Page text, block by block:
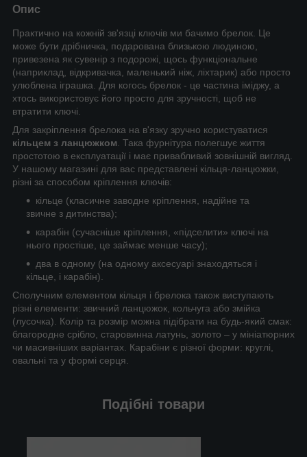
Опис
Практично на кожній зв'язці ключів ми бачимо брелок. Це
може бути дрібничка, подарована близькою людиною,
привезена як сувенір з подорожі, щось функціональне
(наприклад, відкривачка, маленький ніж, ліхтарик) або просто
улюблена іграшка. Для когось брелок - це частина іміджу, а
хтось використовує його просто для зручності, щоб не
втратити ключі.
Для закріплення брелока на в'язку зручно користуватися
кільцем з ланцюжком . Така фурнітура полегшує життя
простотою в експлуатації і має привабливий зовнішній вигляд.
У нашому магазині для вас представлені кільця-ланцюжки,
різні за способом кріплення ключів:
кільце (класичне заводне кріплення, надійне та
звичне з дитинства);
карабін (сучасніше кріплення, «підселити» ключі на
нього простіше, це займає менше часу);
два в одному (на одному аксесуарі знаходяться і
кільце, і карабін).
Сполучним елементом кільця і брелока також виступають
різні елементи: звичний ланцюжок, кольчуга або змійка
(лусочка). Колір та розмір можна підібрати на будь-який смак:
благородне срібло, старовинна латунь, золото – у мініатюрних
чи масивніших варіантах. Карабіни є різної форми: круглі,
овальні та у формі серця.
Подібні товари